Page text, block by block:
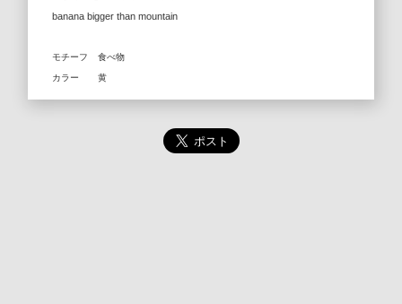
banana bigger than mountain
モチーフ 食べ物
カラー 黄